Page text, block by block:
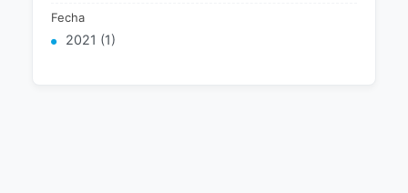
Fecha
2021 (1)